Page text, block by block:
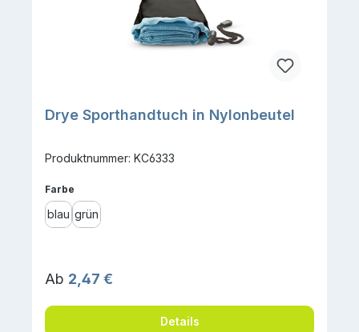
Drye Sporthandtuch in Nylonbeutel
Produktnummer: KC6333
Farbe
blau grün
Regulärer Preis:
Ab 2,47 €
Details